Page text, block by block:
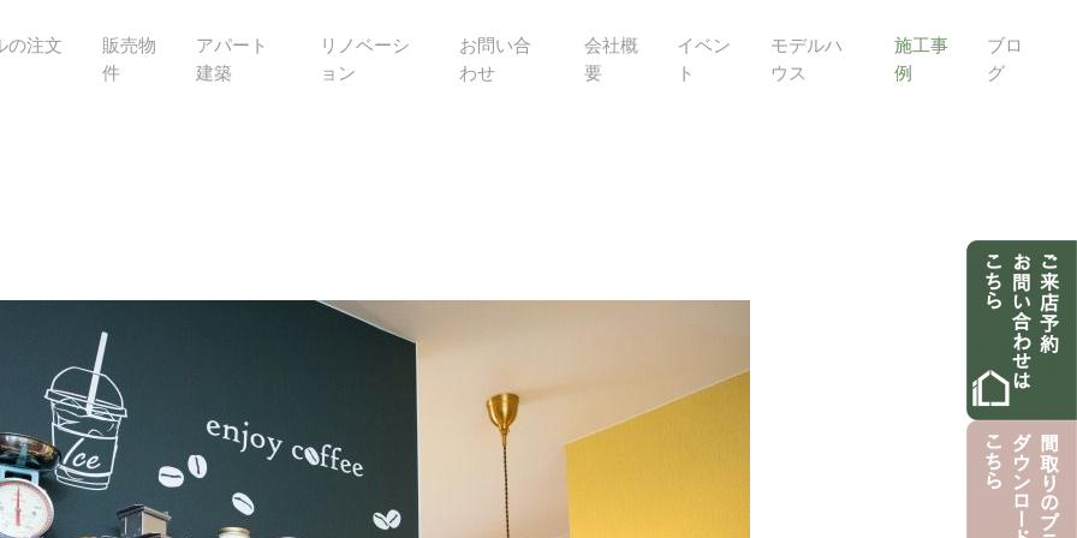
の注文
販売物
件
アパート
建築
リノベーシ
ョン
お問い合
わせ
会社概
要
イベン
ト
モデルハ
ウス
施工事
例
ブロ
グ